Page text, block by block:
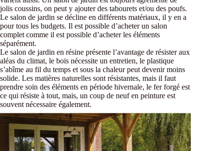
jolis coussins, on peut y ajouter des tabourets et/ou des poufs.
Le salon de jardin se décline en différents matériaux, il y en a
pour tous les budgets. Il est possible d’acheter un salon
complet comme il est possible d’acheter les éléments
séparément.
Le salon de jardin en résine présente l’avantage de résister aux
aléas du climat, le bois nécessite un entretien, le plastique
s’abîme au fil du temps et sous la chaleur peut devenir moins
solide. Les matières naturelles sont résistantes, mais il faut
prendre soin des éléments en période hivernale, le fer forgé est
ce qui résiste à tout, mais, un coup de neuf en peinture est
souvent nécessaire également.